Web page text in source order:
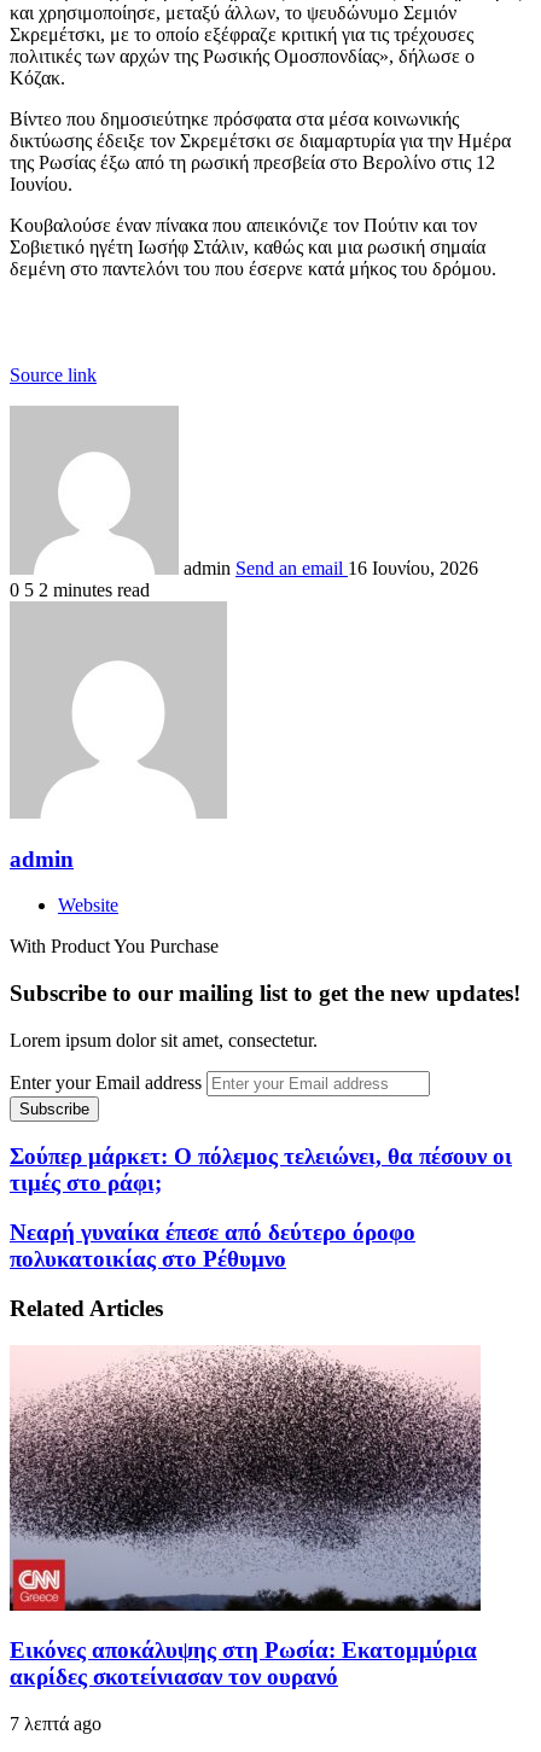
και χρησιμοποίησε, μεταξύ άλλων, το ψευδώνυμο Σεμιόν
Σκρεμέτσκι, με το οποίο εξέφραζε κριτική για τις τρέχουσες
πολιτικές των αρχών της Ρωσικής Ομοσπονδίας», δήλωσε ο
Κόζακ.
Βίντεο που δημοσιεύτηκε πρόσφατα στα μέσα κοινωνικής
δικτύωσης έδειξε τον Σκρεμέτσκι σε διαμαρτυρία για την Ημέρα
της Ρωσίας έξω από τη ρωσική πρεσβεία στο Βερολίνο στις 12
Ιουνίου.
Κουβαλούσε έναν πίνακα που απεικόνιζε τον Πούτιν και τον
Σοβιετικό ηγέτη Ιωσήφ Στάλιν, καθώς και μια ρωσική σημαία
δεμένη στο παντελόνι του που έσερνε κατά μήκος του δρόμου.
Source link
admin Send an email 16 Ιουνίου, 2026
0 5 2 minutes read
admin
Website
With Product You Purchase
Subscribe to our mailing list to get the new updates!
Lorem ipsum dolor sit amet, consectetur.
Enter your Email address
Σούπερ μάρκετ: Ο πόλεμος τελειώνει, θα πέσουν οι
τιμές στο ράφι;
Νεαρή γυναίκα έπεσε από δεύτερο όροφο
πολυκατοικίας στο Ρέθυμνο
Related Articles
Εικόνες αποκάλυψης στη Ρωσία: Εκατομμύρια
ακρίδες σκοτείνιασαν τον ουρανό
7 λεπτά ago